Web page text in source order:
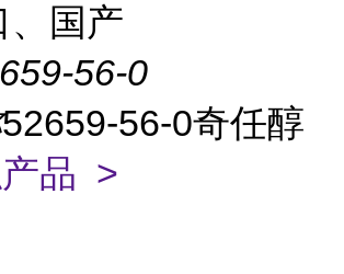
、国产
56-0
52659-56-0奇任醇
品 >